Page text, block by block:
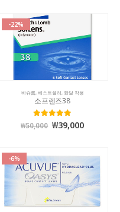
-22%
바슈롬,베스트셀러, 한달 착용
소프렌즈38
5.00 out of 5
₩50,000 ₩39,000
-6%